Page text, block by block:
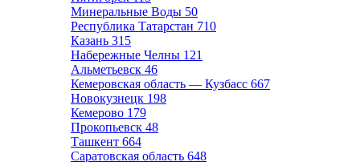
Минеральные Воды 50
Республика Татарстан 710
Казань 315
Набережные Челны 121
Альметьевск 46
Кемеровская область — Кузбасс 667
Новокузнецк 198
Кемерово 179
Прокопьевск 48
Ташкент 664
Саратовская область 648